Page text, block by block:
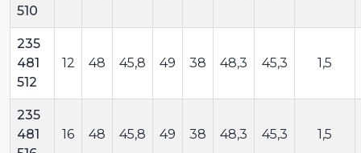
510
235
481
512
12 48 45,8 49 38 48,3 45,3 1,5
235
481
16 48 45,8 49 38 48,3 45,3 1,5